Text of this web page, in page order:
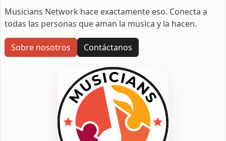
Musicians Network hace exactamente eso. Conecta a
todas las personas que aman la musica y la hacen.
Sobre nosotros Contáctanos